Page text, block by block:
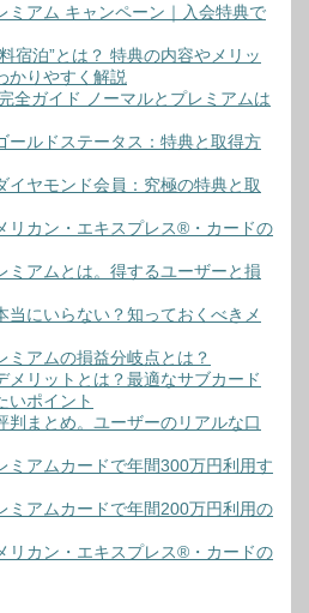
ミアム キャンペーン｜入会特典で
宿泊”とは？ 特典の内容やメリッ
かりやすく解説
全ガイド ノーマルとプレミアムは
ールドステータス：特典と取得方
イヤモンド会員：究極の特典と取
リカン・エキスプレス®・カードの
ミアムとは。得するユーザーと損
当にいらない？知っておくべきメ
ミアムの損益分岐点とは？
メリットとは？最適なサブカード
いポイント
判まとめ。ユーザーのリアルな口
ミアムカードで年間300万円利用す
ミアムカードで年間200万円利用の
リカン・エキスプレス®・カードの